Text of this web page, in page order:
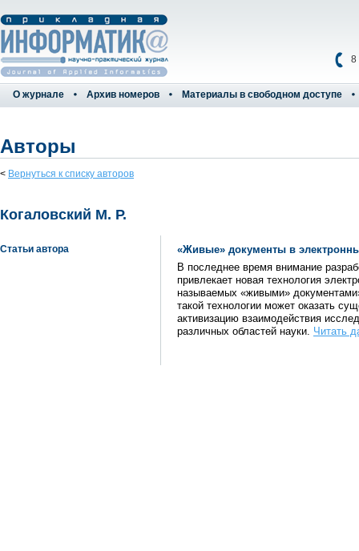
8
О журнале Архив номеров Материалы в свободном доступе
Авторы
< Вернуться к списку авторов
Когаловский М. Р.
Статьи автора
«Живые» документы в
В последнее время внимание
привлекает новая технология
называемых «живыми»
такой технологии может оказать
активизацию взаимодействия
различных областей науки. Читать